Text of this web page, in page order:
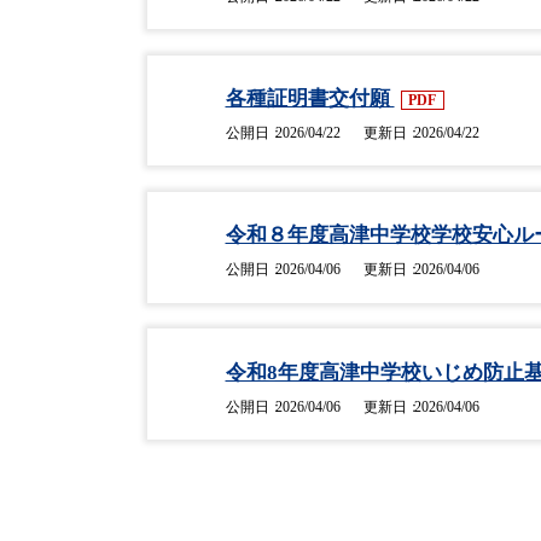
各種証明書交付願
PDF
公開日 2026/04/22 更新日 2026/04/22
令和８年度高津中学校学校安心ル
公開日 2026/04/06 更新日 2026/04/06
令和8年度高津中学校いじめ防止
公開日 2026/04/06 更新日 2026/04/06